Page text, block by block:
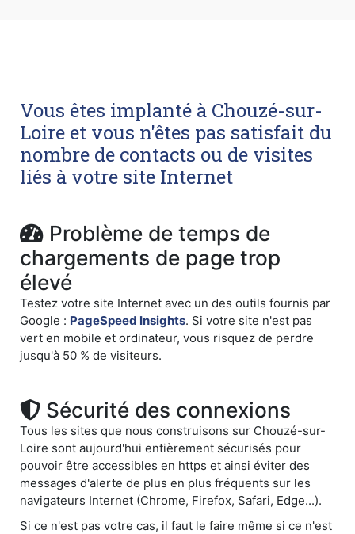
Vous êtes implanté à Chouzé-sur-
Loire et vous n'êtes pas satisfait du
nombre de contacts ou de visites
liés à votre site Internet
Problème de temps de
chargements de page trop
élevé
Testez votre site Internet avec un des outils fournis par
Google : PageSpeed Insights. Si votre site n'est pas
vert en mobile et ordinateur, vous risquez de perdre
jusqu'à 50 % de visiteurs.
Sécurité des connexions
Tous les sites que nous construisons sur Chouzé-sur-
Loire sont aujourd'hui entièrement sécurisés pour
pouvoir être accessibles en https et ainsi éviter des
messages d'alerte de plus en plus fréquents sur les
navigateurs Internet (Chrome, Firefox, Safari, Edge...).
Si ce n'est pas votre cas, il faut le faire même si ce n'est